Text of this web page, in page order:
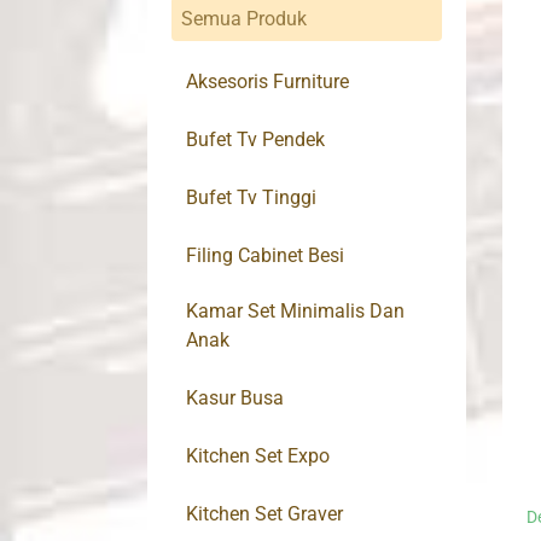
Semua Produk
Aksesoris Furniture
Bufet Tv Pendek
Bufet Tv Tinggi
Filing Cabinet Besi
Kamar Set Minimalis Dan
Anak
Kasur Busa
Kitchen Set Expo
Kitchen Set Graver